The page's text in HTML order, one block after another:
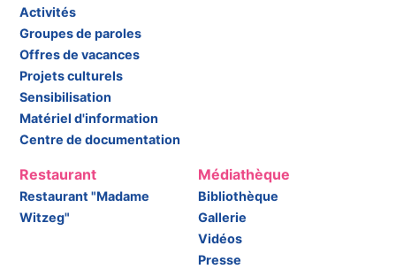
Activités
Groupes de paroles
Offres de vacances
Projets culturels
Sensibilisation
Matériel d'information
Centre de documentation
Restaurant
Restaurant "Madame
Witzeg"
Médiathèque
Bibliothèque
Gallerie
Vidéos
Presse